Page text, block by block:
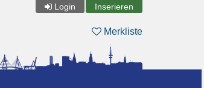
Login Inserieren
Merkliste